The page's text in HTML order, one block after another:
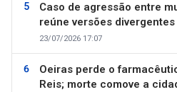
Caso de agressão entre
reúne versões
23/07/2026 17:07
Oeiras perde o
Reis; morte comove a